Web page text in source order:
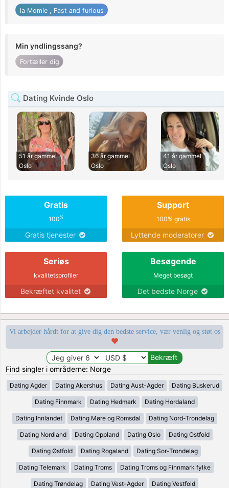
la Momie , Fast and furious
Min yndlingssang?
Fortæller dig
Dating Kvinde Oslo
51 år gammel
Oslo
36 år gammel
Oslo
41 år gammel
Oslo
Gratis
100%
Gratis tjenester
Support
100% gratis
Lyttende moderatorer
Seriøs
kvalitetsprofiler
Bekræftet kvalitet
Besøgende
Meget besøgt
Det bedste Norge
Vi arbejder hårdt for at give dig den bedste service, vær venlig og støt os
Find singler i områderne: Norge
Dating Agder Dating Akershus Dating Aust-Agder Dating Buskerud
Dating Finnmark Dating Hedmark Dating Hordaland
Dating Innlandet Dating Møre og Romsdal Dating Nord-Trondelag
Dating Nordland Dating Oppland Dating Oslo Dating Ostfold
Dating Østfold Dating Rogaland Dating Sor-Trondelag
Dating Telemark Dating Troms Dating Troms og Finnmark fylke
Dating Trøndelag Dating Vest-Agder Dating Vestfold